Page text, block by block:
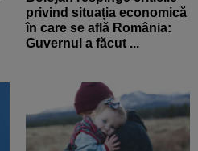
privind situația economică
în care se află România:
Guvernul a făcut ...